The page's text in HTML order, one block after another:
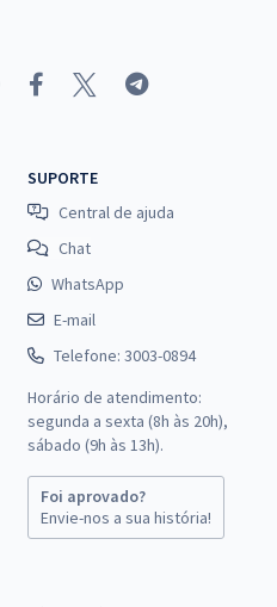
SUPORTE
Central de ajuda
Chat
WhatsApp
E-mail
Telefone: 3003-0894
Horário de atendimento:
segunda a sexta (8h às 20h),
sábado (9h às 13h).
Foi aprovado?
Envie-nos a sua história!